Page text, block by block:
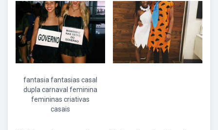
fantasia fantasias casal
dupla carnaval feminina
femininas criativas
casais